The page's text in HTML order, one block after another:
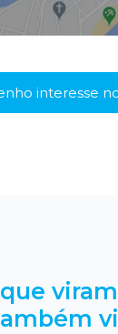
interesse
que